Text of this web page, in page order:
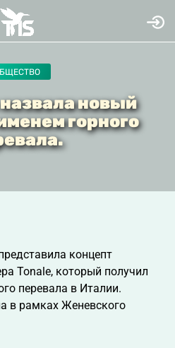
новый
горного
концепт
Tonale, который получил
перевала в Италии.
в рамках Женевского